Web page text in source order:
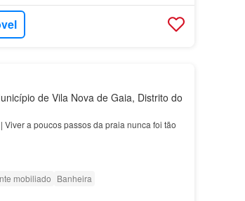
de Vila Nova de Gaia, Distrito do
| Viver a poucos passos da praia nunca foi tão
mobiliado Banheira